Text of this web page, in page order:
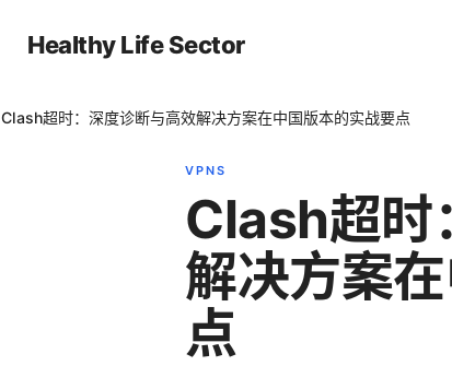
Healthy Life Sector
Clash超时：深度诊断与高效解决方案在中国版本的实战要点
VPNS
Clash超时
解决方案
点